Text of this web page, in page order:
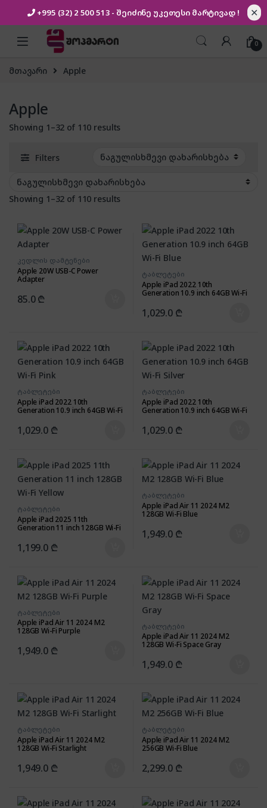
+995 (32) 2 500 513 - შეიძინე უკეთესი მარტივად ! ✕
Skip to navigation
Skip to content
0
მთავარი Apple
Apple
Showing 1–32 of 110 results
Filters
Showing 1–32 of 110 results
კედლის დამტენები
Apple 20W USB-C Power
Adapter
85.0₾
ტაბლეტები
Apple iPad 2022 10th
Generation 10.9 inch 64GB Wi-Fi
1,029.0 ₾
ტაბლეტები
Apple iPad 2022 10th
Generation 10.9 inch 64GB Wi-Fi
1,029.0 ₾
ტაბლეტები
Apple iPad 2022 10th
Generation 10.9 inch 64GB Wi-Fi
1,029.0 ₾
ტაბლეტები
Apple iPad 2025 11th
Generation 11 inch 128GB Wi-Fi
1,199.0 ₾
ტაბლეტები
Apple iPad Air 11 2024 M2
128GB Wi-Fi Blue
1,949.0 ₾
ტაბლეტები
Apple iPad Air 11 2024 M2
128GB Wi-Fi Purple
1,949.0 ₾
ტაბლეტები
Apple iPad Air 11 2024 M2
128GB Wi-Fi Space Gray
1,949.0 ₾
ტაბლეტები
Apple iPad Air 11 2024 M2
128GB Wi-Fi Starlight
1,949.0 ₾
ტაბლეტები
Apple iPad Air 11 2024 M2
256GB Wi-Fi Blue
2,299.0 ₾